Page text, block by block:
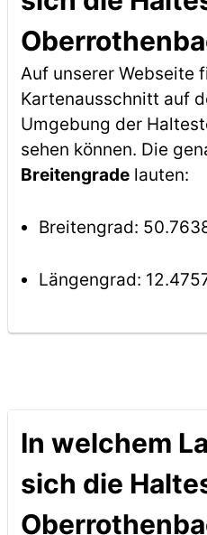
Auf unserer Webseite
Kartenausschnitt auf
Umgebung der
sehen können. Die
Breitengradelauten:
Breitengrad:
Längengrad:
In welchem
sich die